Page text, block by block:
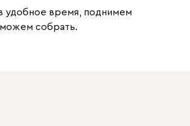
удобное время, поднимем
собрать.